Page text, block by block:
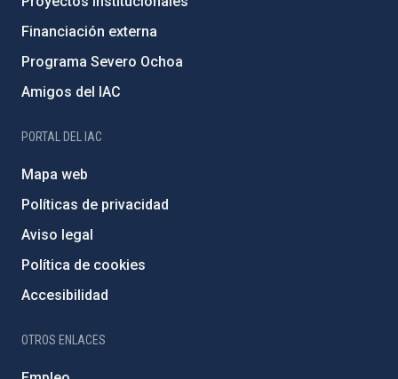
Financiación externa
Programa Severo Ochoa
Amigos del IAC
PORTAL DEL IAC
Mapa web
Políticas de privacidad
Aviso legal
Política de cookies
Accesibilidad
OTROS ENLACES